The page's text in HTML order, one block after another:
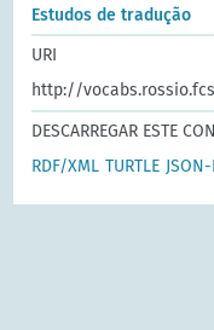
Estudos de tradução
URI
http://
DESCARREGAR ESTE
RDF/XML TURTLE